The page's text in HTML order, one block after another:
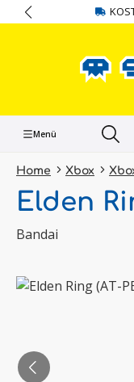
springen
Menü
Home Xbox
Elden
Bandai
Bildergalerie